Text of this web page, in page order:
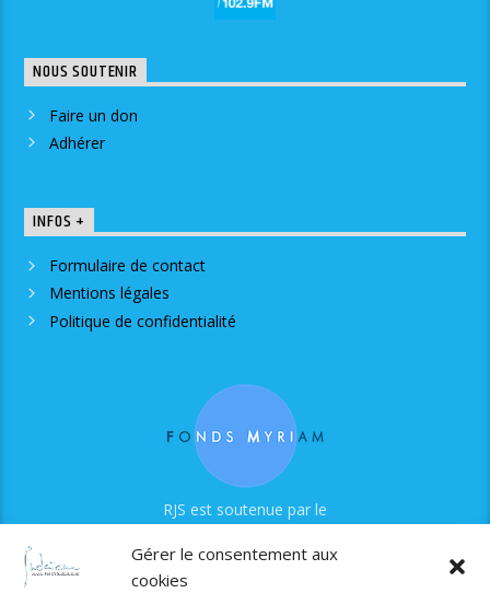
Gérer le consentement aux
cookies
NOUS SOUTENIR
Faire un don
Adhérer
INFOS +
Formulaire de contact
Mentions légales
Politique de confidentialité
RJS est soutenue par le